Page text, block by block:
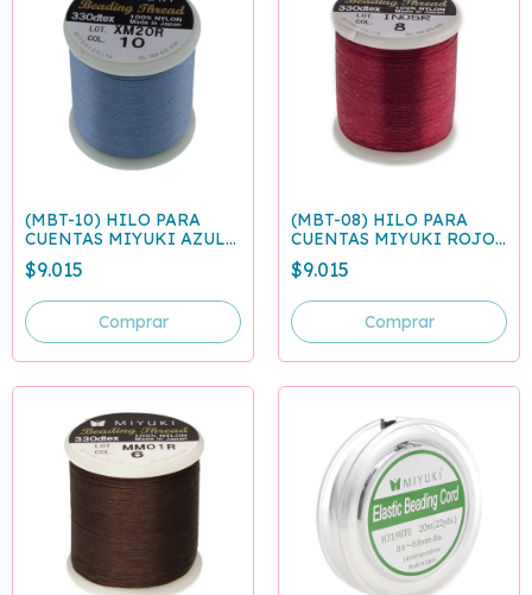
(MBT-10) HILO PARA
CUENTAS MIYUKI AZUL
CLARO - ROLLO 50
METROS
$9.015
(MBT-08) HILO PARA
CUENTAS MIYUKI ROJO -
ROLLO 50 METROS
$9.015